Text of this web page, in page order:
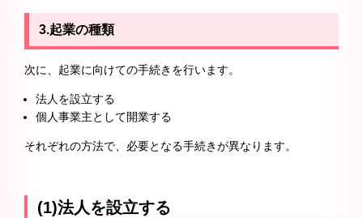
3.起業の種類
次に、起業に向けての手続きを行います。
法人を設立する
個人事業主として開業する
それぞれの方法で、必要となる手続きが異なります。
(1)法人を設立する